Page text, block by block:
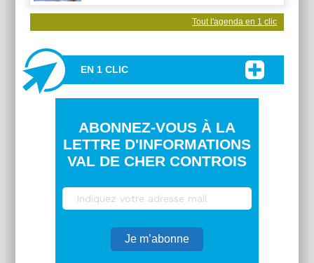
Tout l'agenda en 1 clic
EN 1 CLIC
ABONNEZ-VOUS À LA
LETTRE D'INFORMATIONS
VAL DE CHER CONTROIS